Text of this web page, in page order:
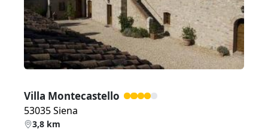
Villa Montecastello
53035 Siena
3,8 km